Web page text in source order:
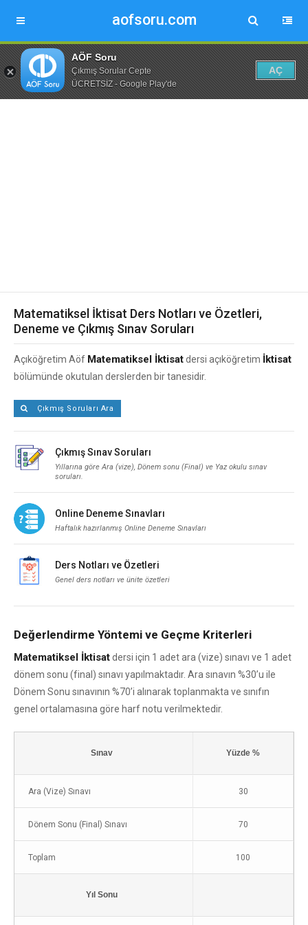
aofsoru.com
AÖF Soru
Çıkmış Sorular Cepte
ÜCRETSİZ - Google Play'de
AÇ
Matematiksel İktisat Ders Notları ve Özetleri,
Deneme ve Çıkmış Sınav Soruları
Açıköğretim Aöf Matematiksel İktisatdersi açıköğretim İktisat
bölümünde okutulan derslerden bir tanesidir.
Çıkmış Soruları Ara
Çıkmış Sınav Soruları
Yıllarına göre Ara (vize), Dönem sonu (Final) ve Yaz okulu sınav
soruları.
Online Deneme Sınavları
Haftalık hazırlanmış Online Deneme Sınavları
Ders Notları ve Özetleri
Genel ders notları ve ünite özetleri
Değerlendirme Yöntemi ve Geçme Kriterleri
Matematiksel İktisatdersi için 1 adet ara (vize) sınavı ve 1 adet
dönem sonu (final) sınavı yapılmaktadır. Ara sınavın %30’u ile
Dönem Sonu sınavının %70’i alınarak toplanmakta ve sınıfın
genel ortalamasına göre harf notu verilmektedir.
Sınav Yüzde %
Ara (Vize) Sınavı 30
Dönem Sonu (Final) Sınavı 70
Toplam 100
Yıl Sonu